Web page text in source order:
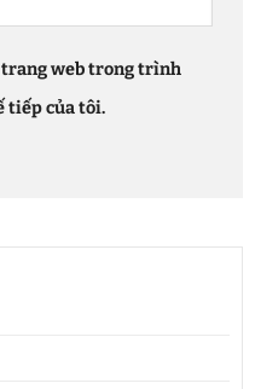
trang web trong trình
tiếp của tôi.